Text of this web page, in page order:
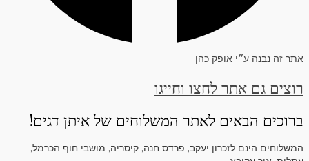
אתר זה נבנה ע״י אופק כהן
רוצים גם אתר לחצו וחייגו
ברוכים הבאים לאתר המשלוחים של איתן דגים!
המשלוחים הינם לזכרון יעקב, פרדס חנה, קיסריה, מושבי חוף הכרמל,